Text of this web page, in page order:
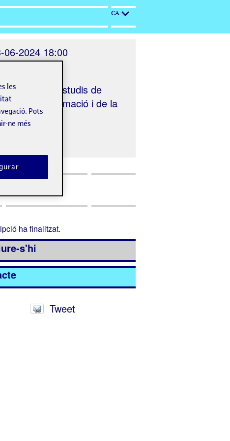
CA
06-2024 18:00
per
Estudis de
de la Informació i de la
UOC
ha finalitzat.
s'hi
Tweet
les
Pots
ne més